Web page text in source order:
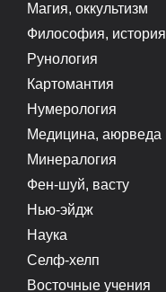
Магия, оккультизм
Философия, история
Рунология
Картомантия
Нумерология
Медицина, аюрведа
Минералогия
Фен-шуй, васту
Нью-эйдж
Наука
Селф-хелп
Восточные учения